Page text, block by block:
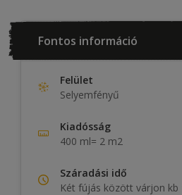
Fontos információ
Felület
Selyemfényű
Kiadósság
400 ml= 2 m2
Száradási idő
Két fújás között várjon kb